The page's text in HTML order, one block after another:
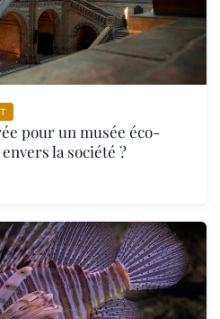
pour un musée éco-
la société ?